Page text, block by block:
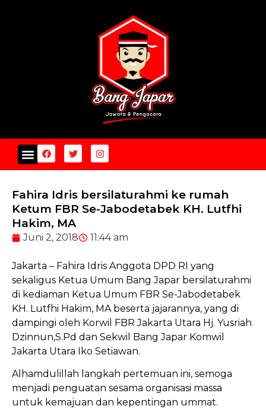
Fahira Idris bersilaturahmi ke rumah
Ketum FBR Se-Jabodetabek KH. Lutfhi
Hakim, MA
Juni 2, 2018 11:44 am
Jakarta – Fahira Idris Anggota DPD RI yang
sekaligus Ketua Umum Bang Japar bersilaturahmi
di kediaman Ketua Umum FBR Se-Jabodetabek
KH. Lutfhi Hakim, MA beserta jajarannya, yang di
dampingi oleh Korwil FBR Jakarta Utara Hj. Yusriah
Dzinnun,S.Pd dan Sekwil Bang Japar Komwil
Jakarta Utara Iko Setiawan.
Alhamdulillah langkah pertemuan ini, semoga
menjadi penguatan sesama organisasi massa
untuk kemajuan dan kepentingan ummat.